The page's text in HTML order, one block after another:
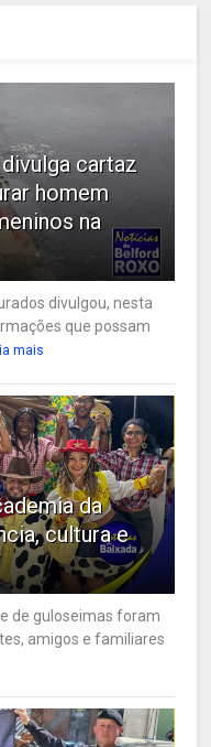
cartaz
homem
na
divulgou, nesta
que possam
mais
da
cultura e
de guloseimas foram
amigos e familiares